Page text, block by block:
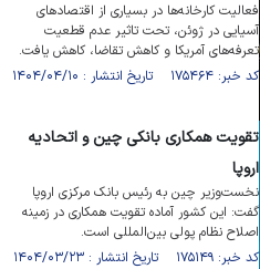
فعالیت کارخانه‌ها در بسیاری از اقتصاد‌های
آسیایی در ژوئن، تحت تاثیر عدم قطعیت
تعرفه‌های آمریکا و کاهش تقاضا، کاهش یافت.
کد خبر: ۱۷۵۴۶۴ تاریخ انتشار : ۱۴۰۴/۰۴/۱۰
تقویت همکاری بانکی چین و اتحادیه
اروپا
نخست‌وزیر چین به رئیس بانک مرکزی اروپا
گفت: این کشور آماده تقویت همکاری در زمینه
اصلاح نظام پولی بین‌المللی است.
کد خبر: ۱۷۵۱۴۹ تاریخ انتشار : ۱۴۰۴/۰۳/۲۳